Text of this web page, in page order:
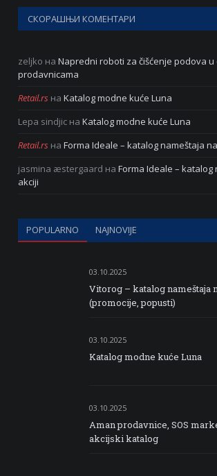
СКОРАШЊИ КОМЕНТАРИ
zeljko на Napredni roboti za čišćenje podova
prodavnicama
Retail.rs на Katalog modne kuće Luna
Lepa sindjic на Katalog modne kuće Luna
Retail.rs на Forma Ideale – katalog nameštaja
jasmina æstergaard на Forma Ideale – katalog
akciji
POPULARNO NAJNOVIJE
03.10.2025
Vitorog – katalog nameštaja
(promocije, popusti)
03.10.2025
Katalog modne kuće Luna
03.10.2025
Aman prodavnice, SOS
akcijski katalog